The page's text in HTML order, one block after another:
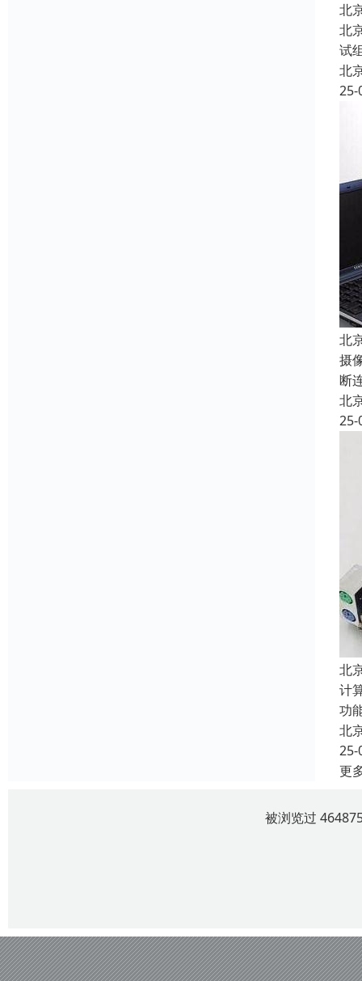
北
北
试
北
25-
北
摄
断
北
25-
北
计
功
北
25-
更
被浏览过